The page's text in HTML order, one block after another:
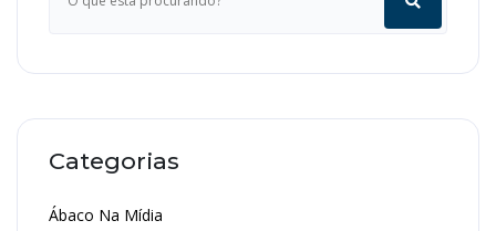
Categorias
Ábaco Na Mídia